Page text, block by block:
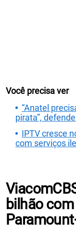
Você precisa ver
“Anatel
pirata”,
IPTV cresce
com serviços
bilhão